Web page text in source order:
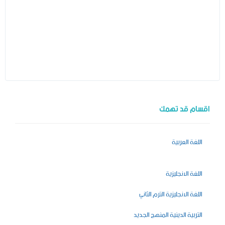
اقسام قد تهمك
اللغة العربية
اللغة الانجليزية
اللغة الانجليزية الترم الثاني
التربية الدينية المنهج الجديد